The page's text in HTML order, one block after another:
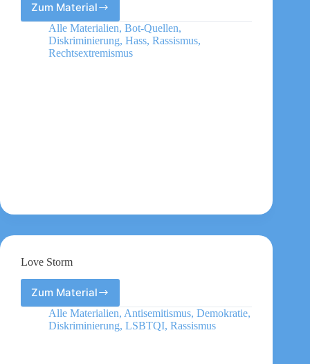
Zum Material
Mobile
Beratung
gegen
Rechtsextremismus
Alle Materialien, Bot-Quellen,
Diskriminierung, Hass, Rassismus,
Rechtsextremismus
Love Storm
Zum Material
Love
Storm
Alle Materialien, Antisemitismus, Demokratie,
Diskriminierung, LSBTQI, Rassismus